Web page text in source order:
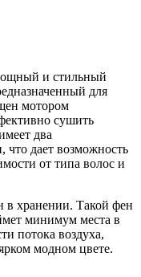
и стильный
для
мотором
сушить
два
что дает возможность
от типа волос и
в хранении. Такой фен
минимум места в
потока воздуха,
модном цвете.